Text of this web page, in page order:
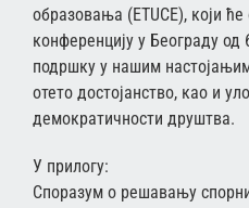
образовања (ETUCE), који
конференцију у Београду
подршку у нашим
отето достојанство, као и
демократичности друштва.
У прилогу:
Споразум о решавању